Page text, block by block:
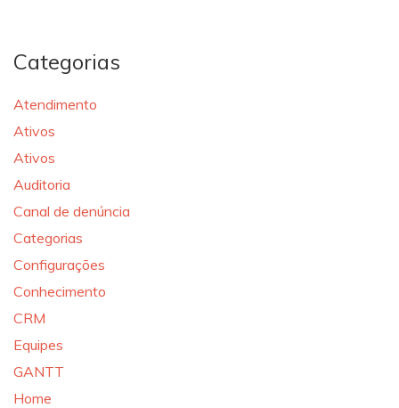
Categorias
Atendimento
Ativos
Ativos
Auditoria
Canal de denúncia
Categorias
Configurações
Conhecimento
CRM
Equipes
GANTT
Home